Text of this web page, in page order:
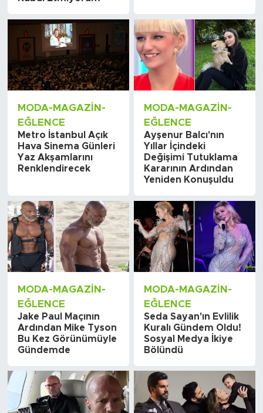
MODA-MAGAZIN-
EĞLENCE
Metro İstanbul Açık
Hava Sinema Günleri
Yaz Akşamlarını
Renklendirecek
MODA-MAGAZIN-
EĞLENCE
Ayşenur Balcı'nın
Yıllar İçindeki
Değişimi Tutuklama
Kararının Ardından
Yeniden Konuşuldu
MODA-MAGAZIN-
EĞLENCE
Jake Paul Maçının
Ardından Mike Tyson
Bu Kez Görünümüyle
Gündemde
MODA-MAGAZIN-
EĞLENCE
Seda Sayan'ın Evlilik
Kuralı Gündem Oldu!
Sosyal Medya İkiye
Bölündü